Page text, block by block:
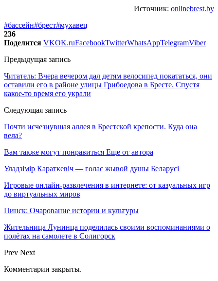
Источник: onlinebrest.by
#бассейн#брест#мухавец
236
Поделится VKOK.ruFacebookTwitterWhatsAppTelegramViber
Предыдущая запись
Читатель: Вчера вечером дал детям велосипед покататься, они
оставили его в районе улицы Грибоедова в Бресте. Спустя
какое-то время его украли
Следующая запись
Почти исчезнувшая аллея в Брестской крепости. Куда она
вела?
Вам также могут понравиться Еще от автора
Уладзімір Караткевіч — голас жывой душы Беларусі
Игровые онлайн-развлечения в интернете: от казуальных игр
до виртуальных миров
Пинск: Очарование истории и культуры
Жительница Лунинца поделилась своими воспоминаниями о
полётах на самолете в Солигорск
Prev Next
Комментарии закрыты.